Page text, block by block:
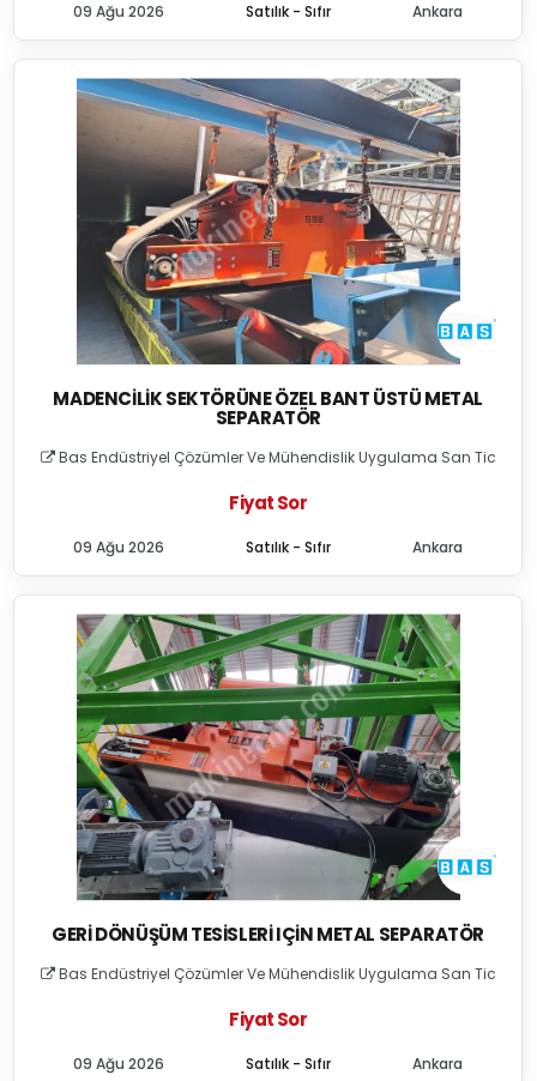
Satılık - Sıfır
09 Ağu 2026 Ankara
MADENCILIK SEKTÖRÜNE ÖZEL BANT ÜSTÜ METAL
SEPARATÖR
Bas Endüstriyel Çözümler Ve Mühendislik Uygulama San Tic
Fiyat Sor
Satılık - Sıfır
09 Ağu 2026 Ankara
GERI DÖNÜŞÜM TESISLERI IÇIN METAL SEPARATÖR
Bas Endüstriyel Çözümler Ve Mühendislik Uygulama San Tic
Fiyat Sor
Satılık - Sıfır
09 Ağu 2026 Ankara